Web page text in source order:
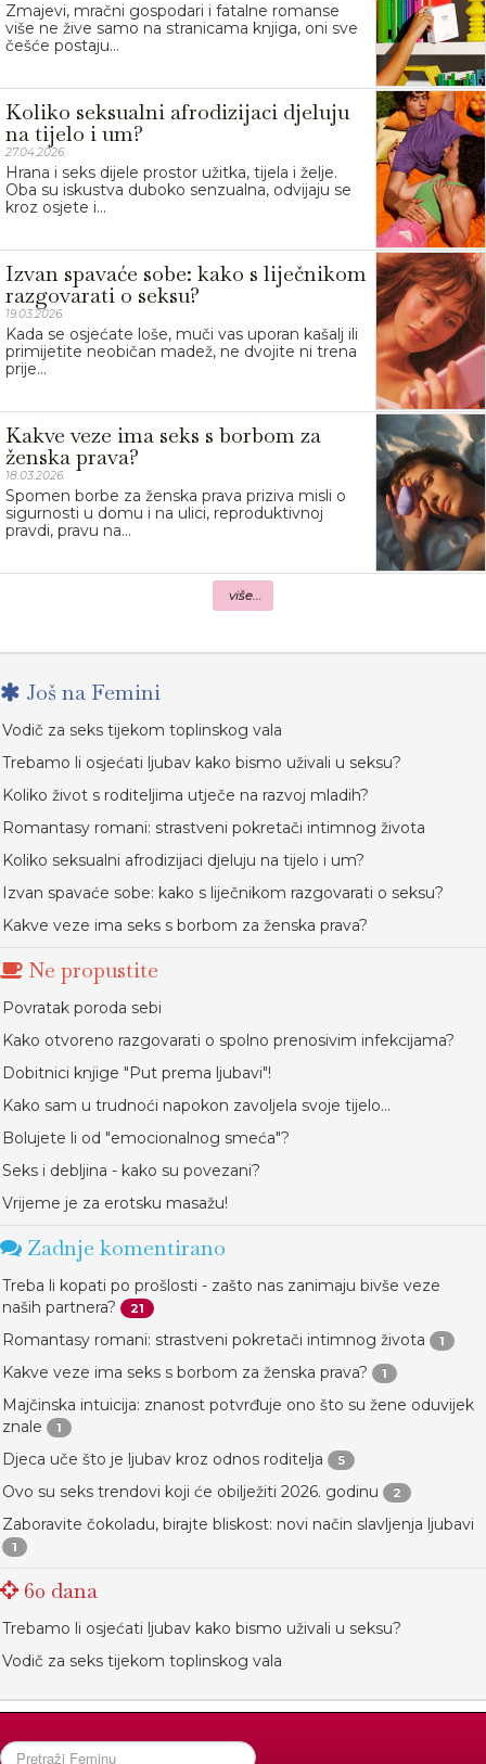
Zmajevi, mračni gospodari i fatalne romanse
više ne žive samo na stranicama knjiga, oni sve
češće postaju...
Koliko seksualni afrodizijaci djeluju
na tijelo i um?
27.04.2026.
Hrana i seks dijele prostor užitka, tijela i želje.
Oba su iskustva duboko senzualna, odvijaju se
kroz osjete i...
Izvan spavaće sobe: kako s liječnikom
razgovarati o seksu?
19.03.2026.
Kada se osjećate loše, muči vas uporan kašalj ili
primijetite neobičan madež, ne dvojite ni trena
prije...
Kakve veze ima seks s borbom za
ženska prava?
18.03.2026.
Spomen borbe za ženska prava priziva misli o
sigurnosti u domu i na ulici, reproduktivnoj
pravdi, pravu na...
više...
Još na Femini
Vodič za seks tijekom toplinskog vala
Trebamo li osjećati ljubav kako bismo uživali u seksu?
Koliko život s roditeljima utječe na razvoj mladih?
Romantasy romani: strastveni pokretači intimnog života
Koliko seksualni afrodizijaci djeluju na tijelo i um?
Izvan spavaće sobe: kako s liječnikom razgovarati o seksu?
Kakve veze ima seks s borbom za ženska prava?
Ne propustite
Povratak poroda sebi
Kako otvoreno razgovarati o spolno prenosivim infekcijama?
Dobitnici knjige "Put prema ljubavi"!
Kako sam u trudnoći napokon zavoljela svoje tijelo...
Bolujete li od "emocionalnog smeća"?
Seks i debljina - kako su povezani?
Vrijeme je za erotsku masažu!
Zadnje komentirano
Treba li kopati po prošlosti - zašto nas zanimaju bivše veze
naših partnera?
21
Romantasy romani: strastveni pokretači intimnog života 1
Kakve veze ima seks s borbom za ženska prava? 1
Majčinska intuicija: znanost potvrđuje ono što su žene oduvijek
znale
1
Djeca uče što je ljubav kroz odnos roditelja 5
Ovo su seks trendovi koji će obilježiti 2026. godinu 2
Zaboravite čokoladu, birajte bliskost: novi način slavljenja ljubavi
1
60 dana
Trebamo li osjećati ljubav kako bismo uživali u seksu?
Vodič za seks tijekom toplinskog vala